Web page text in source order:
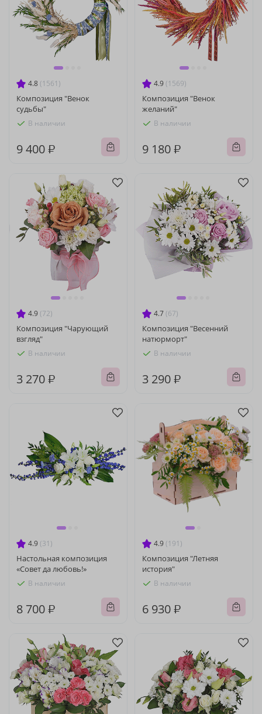
4.8 (1561)
Композиция "Венок
судьбы"
В наличии
9 400 ₽
4.9 (1569)
Композиция "Венок
желаний"
В наличии
9 180 ₽
4.9 (72)
Композиция "Чарующий
взгляд"
В наличии
3 270 ₽
4.7 (67)
Композиция "Весенний
натюрморт"
В наличии
3 290 ₽
4.9 (31)
Настольная композиция
«Совет да любовь!»
В наличии
8 700 ₽
4.9 (191)
Композиция "Летняя
история"
В наличии
6 930 ₽